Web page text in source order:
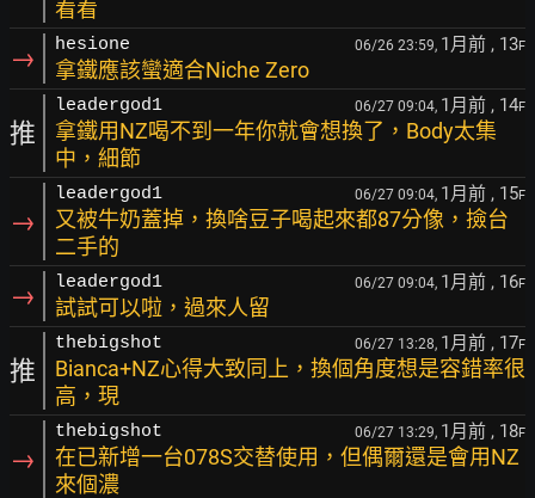
看看
→ hesione 06/26 23:59, 1月前 , 13F
拿鐵應該蠻適合Niche Zero
推
leadergod1 06/27 09:04, 1月前 , 14F
拿鐵用NZ喝不到一年你就會想換了，Body太集
中，細節
→
leadergod1 06/27 09:04, 1月前 , 15F
又被牛奶蓋掉，換啥豆子喝起來都87分像，撿台
二手的
→ leadergod1 06/27 09:04, 1月前 , 16F
試試可以啦，過來人留
推
thebigshot 06/27 13:28, 1月前 , 17F
Bianca+NZ心得大致同上，換個角度想是容錯率很
高，現
→
thebigshot 06/27 13:29, 1月前 , 18F
在已新增一台078S交替使用，但偶爾還是會用NZ
來個濃